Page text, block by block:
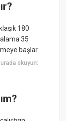
180
35
başlar.
okuyun: